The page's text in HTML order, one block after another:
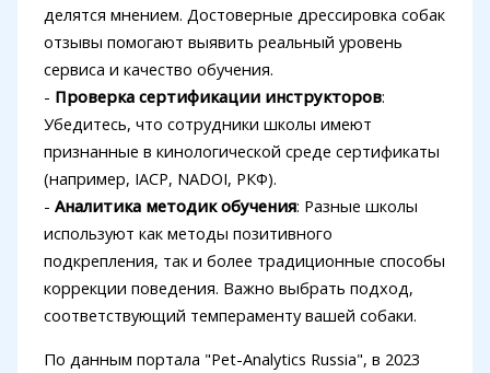
делятся мнением. Достоверные дрессировка собак
отзывы помогают выявить реальный уровень
сервиса и качество обучения.
- Проверка сертификации инструкторов:
Убедитесь, что сотрудники школы имеют
признанные в кинологической среде сертификаты
(например, IACP, NADOI, РКФ).
- Аналитика методик обучения: Разные школы
используют как методы позитивного
подкрепления, так и более традиционные способы
коррекции поведения. Важно выбрать подход,
соответствующий темпераменту вашей собаки.
По данным портала "Pet-Analytics Russia", в 2023